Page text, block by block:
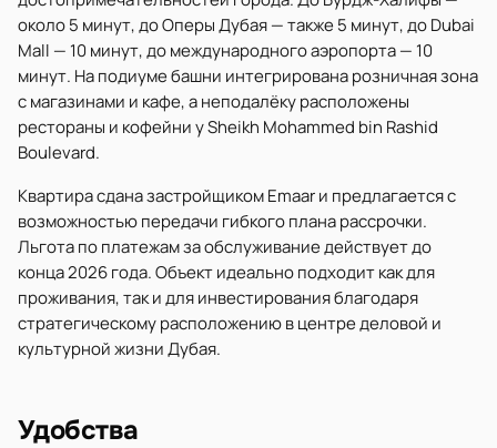
около 5 минут, до Оперы Дубая — также 5 минут, до Dubai
Mall — 10 минут, до международного аэропорта — 10
минут. На подиуме башни интегрирована розничная зона
с магазинами и кафе, а неподалёку расположены
рестораны и кофейни у Sheikh Mohammed bin Rashid
Boulevard.
Квартира сдана застройщиком Emaar и предлагается с
возможностью передачи гибкого плана рассрочки.
Льгота по платежам за обслуживание действует до
конца 2026 года. Объект идеально подходит как для
проживания, так и для инвестирования благодаря
стратегическому расположению в центре деловой и
культурной жизни Дубая.
Удобства